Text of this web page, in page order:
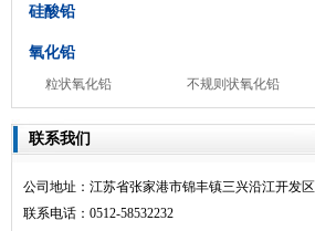
硅酸铅
氧化铅
粒状氧化铅 不规则状氧化铅
联系我们
公司地址：江苏省张家港市锦丰镇三兴沿江开发区
联系电话：0512-58532232